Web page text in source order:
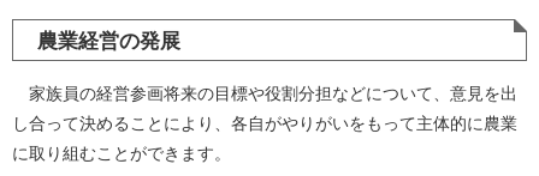
農業経営の発展
家族員の経営参画将来の目標や役割分担などについて、意見を出
し合って決めることにより、各自がやりがいをもって主体的に農業
に取り組むことができます。